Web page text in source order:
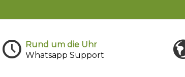
Rund um die Uhr
Whatsapp Support